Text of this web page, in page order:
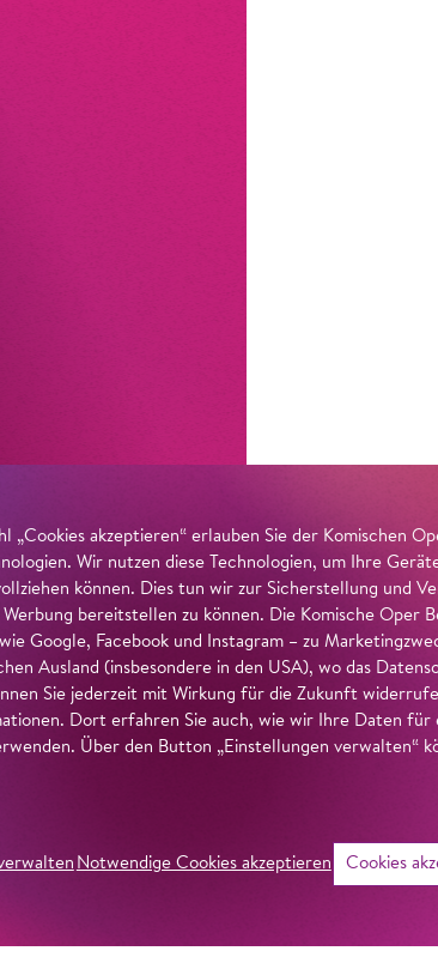
„Cookies akzeptieren“ erlauben Sie der Komischen
Wir nutzen diese Technologien, um Ihre
können. Dies tun wir zur Sicherstellung und
bereitstellen zu können. Die Komische Oper
Google, Facebook und Instagram – zu
Ausland (insbesondere in den USA), wo das
Sie jederzeit mit Wirkung für die Zukunft
Dort erfahren Sie auch, wie wir Ihre Daten
Über den Button „Einstellungen verwalten“
Notwendige Cookies akzeptieren Cookies